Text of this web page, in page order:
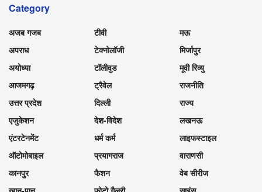
Category
अजब गजब
अपराध
अयोध्या
आजमगढ़
उत्तर प्रदेश
एजुकेशन
एंटरटेनमेंट
ऑटोमोबाइल
कानपुर
टीवी
टेक्नोलॉजी
टॉलीवुड
ट्रैवेल
दिल्ली
देश-विदेश
धर्म कर्म
प्रयागराज
फैशन
मऊ
मिर्जापुर
मूवी रिव्यु
राजनीति
राज्य
लखनऊ
लाइफस्टाइल
वाराणसी
वेब सीरीज